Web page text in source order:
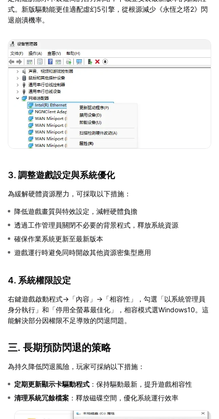
式。新版驅動能更佳適配虛幻5引擎，從根源減少《永恆之塔2》閃
退崩潰機率。
3. 調整遊戲設定與系統優化
為緩解硬體資源壓力，可採取以下措施：
降低遊戲畫質與特效設定，減輕硬體負擔
透過工作管理員關閉不必要的背景程式，釋放系統資源
確保作業系統更新至最新版本
遊戲運行時避免同時開啟其他資源密集型應用
4. 系統權限設定
右鍵遊戲啟動程式→「內容」→「相容性」，勾選「以系統管理員
身分執行」和「停用全螢幕最佳化」，相容模式選Windows10。這
能解決部分因權限不足導致的閃退問題。
三. 長期預防閃退的策略
為持久降低閃退風險，玩家可採納以下措施：
定期更新顯示卡驅動程式 ：保持驅動最新，提升遊戲相容性
清理系統冗餘檔案 ：釋放磁碟空間，優化系統運行效率